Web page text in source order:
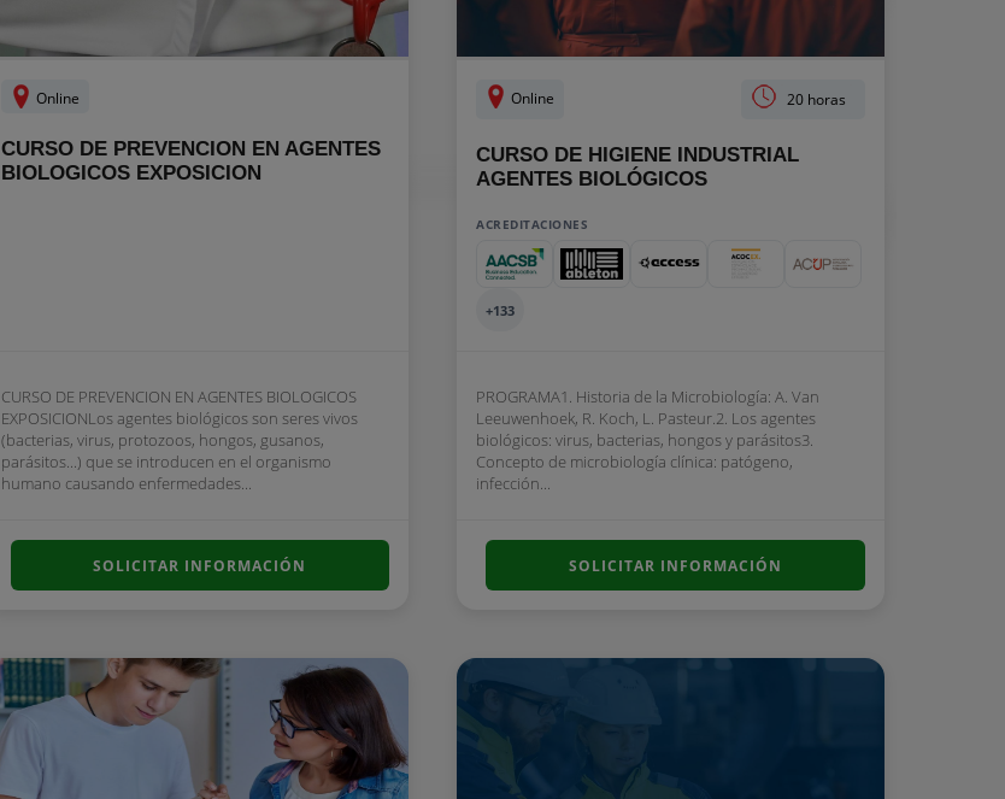
Online
CURSO DE PREVENCION EN AGENTES
BIOLOGICOS EXPOSICION
CURSO DE PREVENCION EN AGENTES BIOLOGICOS
EXPOSICIONLos agentes biológicos son seres vivos
(bacterias, virus, protozoos, hongos, gusanos,
parásitos...) que se introducen en el organismo
humano causando enfermedades...
SOLICITAR INFORMACIÓN
Online 20 horas
CURSO DE HIGIENE INDUSTRIAL
AGENTES BIOLÓGICOS
ACREDITACIONES
+133
PROGRAMA1. Historia de la Microbiología: A. Van
Leeuwenhoek, R. Koch, L. Pasteur.2. Los agentes
biológicos: virus, bacterias, hongos y parásitos3.
Concepto de microbiología clínica: patógeno,
infección...
SOLICITAR INFORMACIÓN